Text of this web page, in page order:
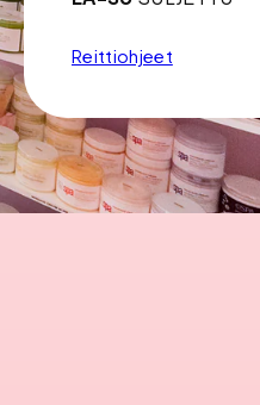
Reittiohjeet